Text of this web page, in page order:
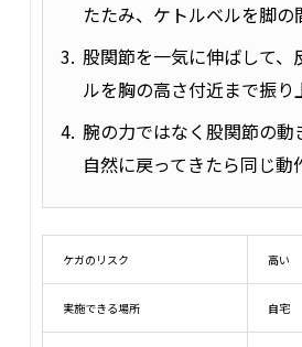
たたみ、ケトルベルを脚の
股関節を一気に伸ばして、
ルを胸の高さ付近まで振り
腕の力ではなく股関節の動
自然に戻ってきたら同じ動
ケガのリスク 高い
実施できる場所 自宅